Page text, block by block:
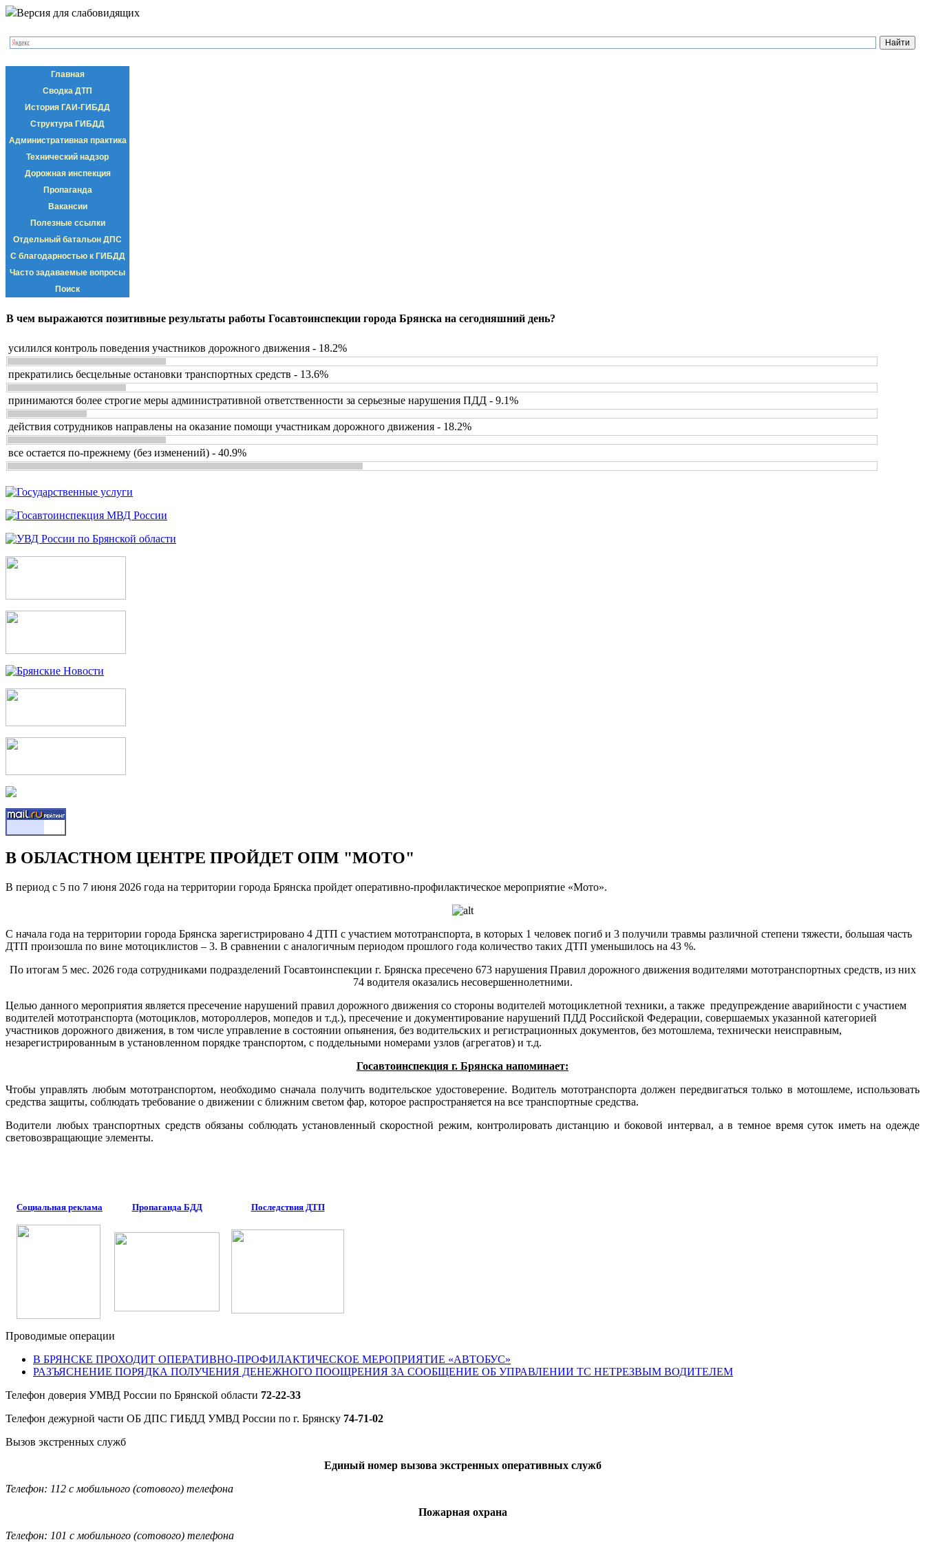
Версия для слабовидящих
Главная
Сводка ДТП
История ГАИ-ГИБДД
Структура ГИБДД
Административная практика
Технический надзор
Дорожная инспекция
Пропаганда
Вакансии
Полезные ссылки
Отдельный батальон ДПС
С благодарностью к ГИБДД
Часто задаваемые вопросы
Поиск
В чем выражаются позитивные результаты работы Госавтоинспекции города Брянска на сегодняшний день?
усилился контроль поведения участников дорожного движения - 18.2%
прекратились бесцельные остановки транспортных средств - 13.6%
принимаются более строгие меры административной ответственности за серьезные нарушения ПДД - 9.1%
действия сотрудников направлены на оказание помощи участникам дорожного движения - 18.2%
все остается по-прежнему (без изменений) - 40.9%
В ОБЛАСТНОМ ЦЕНТРЕ ПРОЙДЕТ ОПМ "МОТО"
В период с 5 по 7 июня 2026 года на территории города Брянска пройдет оперативно-профилактическое мероприятие «Мото».
С начала года на территории города Брянска зарегистрировано 4 ДТП с участием мототранспорта, в которых 1 человек погиб и 3 получили травмы различной степени тяжести, большая часть
ДТП произошла по вине мотоциклистов – 3. В сравнении с аналогичным периодом прошлого года количество таких ДТП уменьшилось на 43 %.
По итогам 5 мес. 2026 года сотрудниками подразделений Госавтоинспекции г. Брянска пресечено 673 нарушения Правил дорожного движения водителями мототранспортных средств, из них
74 водителя оказались несовершеннолетними.
Целью данного мероприятия является пресечение нарушений правил дорожного движения со стороны водителей мотоциклетной техники, а также предупреждение аварийности с участием
водителей мототранспорта (мотоциклов, мотороллеров, мопедов и т.д.), пресечение и документирование нарушений ПДД Российской Федерации, совершаемых указанной категорией
участников дорожного движения, в том числе управление в состоянии опьянения, без водительских и регистрационных документов, без мотошлема, технически неисправным,
незарегистрированным в установленном порядке транспортом, с поддельными номерами узлов (агрегатов) и т.д.
Госавтоинспекция г. Брянска напоминает:
Чтобы управлять любым мототранспортом, необходимо сначала получить водительское удостоверение. Водитель мототранспорта должен передвигаться только в мотошлеме, использовать
средства защиты, соблюдать требование о движении с ближним светом фар, которое распространяется на все транспортные средства.
Водители любых транспортных средств обязаны соблюдать установленный скоростной режим, контролировать дистанцию и боковой интервал, а в темное время суток иметь на одежде
световозвращающие элементы.
Социальная реклама Пропаганда БДД Последствия ДТП
Проводимые операции
В БРЯНСКЕ ПРОХОДИТ ОПЕРАТИВНО-ПРОФИЛАКТИЧЕСКОЕ МЕРОПРИЯТИЕ «АВТОБУС»
РАЗЪЯСНЕНИЕ ПОРЯДКА ПОЛУЧЕНИЯ ДЕНЕЖНОГО ПООЩРЕНИЯ ЗА СООБЩЕНИЕ ОБ УПРАВЛЕНИИ ТС НЕТРЕЗВЫМ ВОДИТЕЛЕМ
Телефон доверия УМВД России по Брянской области 72-22-33
Телефон дежурной части ОБ ДПС ГИБДД УМВД России по г. Брянску 74-71-02
Вызов экстренных служб
Единый номер вызова экстренных оперативных служб
Телефон: 112 с мобильного (сотового) телефона
Пожарная охрана
Телефон: 101 с мобильного (сотового) телефона